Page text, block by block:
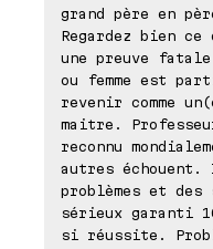
grand père en
Regardez bien
une preuve
ou femme est
revenir comme
maitre.
reconnu
autres
problèmes et
sérieux garanti
si réussite.